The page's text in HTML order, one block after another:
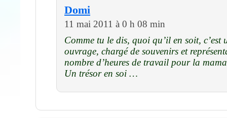
Domi
11 mai 2011 à 0 h 08 min
Comme tu le dis, quoi qu’il en soit, c’est
ouvrage, chargé de souvenirs et
nombre d’heures de travail pour la
Un trésor en soi …